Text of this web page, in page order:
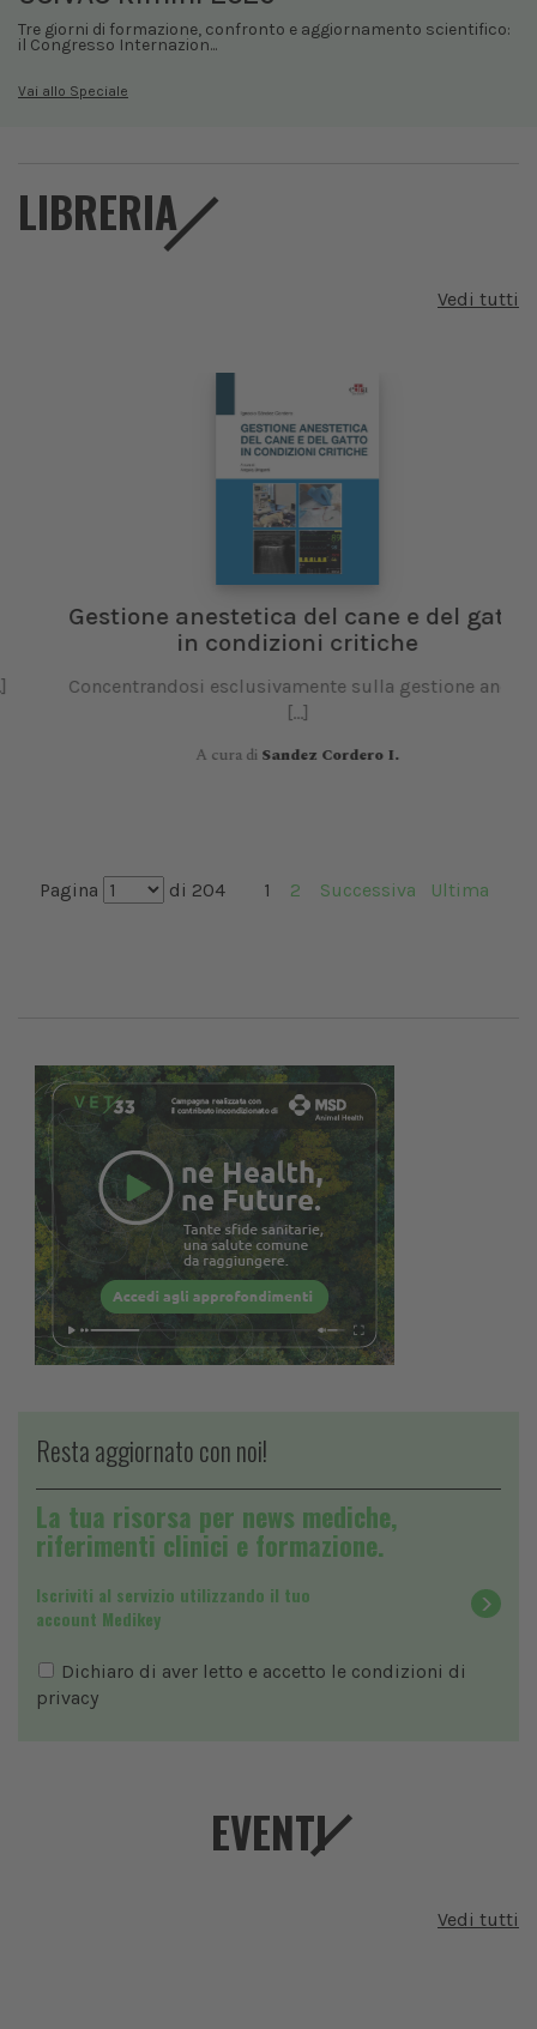
Tre giorni di formazione, confronto e aggiornamento scientifico:
il Congresso Internazion...
Vai allo Speciale
LIBRERIA
Vedi tutti
Gestione anestetica del cane e del gatto
in condizioni critiche
Concentrandosi esclusivamente sulla gestione anest
A cura diSandez Cordero I.
Pagina di 204 1 2 Successiva Ultima
Resta aggiornato con noi!
La tua risorsa per news mediche,
riferimenti clinici e formazione.
Iscriviti al servizio utilizzando il tuo
account Medikey
Dichiaro di aver letto e accetto le condizioni di
privacy
EVENTI
Vedi tutti